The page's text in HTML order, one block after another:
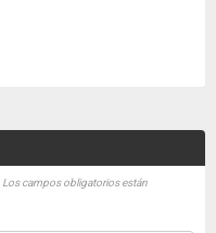
Los campos obligatorios están